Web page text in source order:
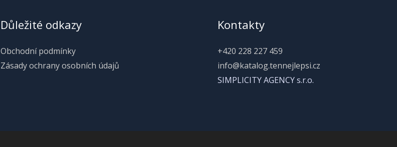
Důležité odkazy
Obchodní podmínky
Zásady ochrany osobních údajů
Kontakty
+420 228 227 459
info@katalog.tennejlepsi.cz
SIMPLICITY AGENCY s.r.o.